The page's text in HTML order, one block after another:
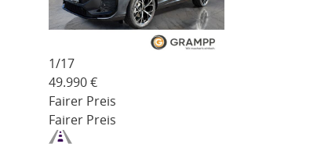
1/17
49.990 €
Fairer Preis
Fairer Preis